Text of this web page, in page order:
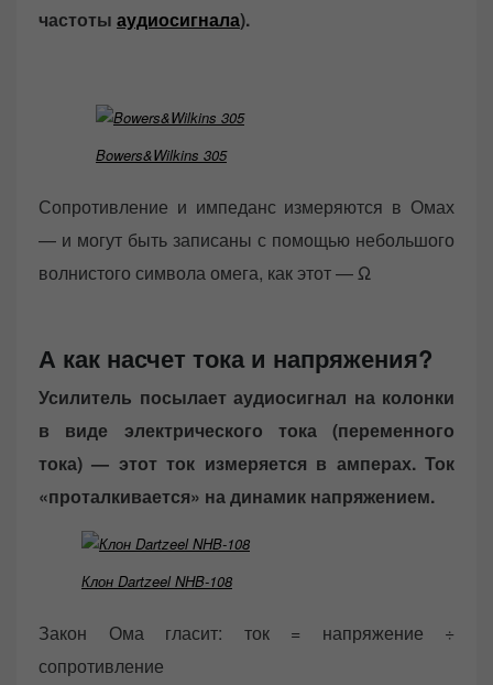
частоты аудиосигнала).
Bowers&Wilkins 305
Сопротивление и импеданс измеряются в Омах
— и могут быть записаны с помощью небольшого
волнистого символа омега, как этот — Ω
А как насчет тока и напряжения?
Усилитель посылает аудиосигнал на колонки
в виде электрического тока (переменного
тока) — этот ток измеряется в амперах. Ток
«проталкивается» на динамик напряжением.
Клон Dartzeel NHB-108
Закон Ома гласит: ток = напряжение ÷
сопротивление